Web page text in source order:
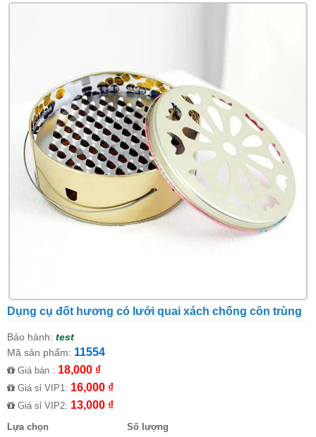
Dụng cụ đốt hương có lưới quai xách chống côn trùng
Bảo hành: test
Mã sản phẩm: 11554
Giá bán : 18,000 ₫
Giá sỉ VIP1: 16,000 ₫
Giá sỉ VIP2: 13,000 ₫
Lựa chọn Số lượng